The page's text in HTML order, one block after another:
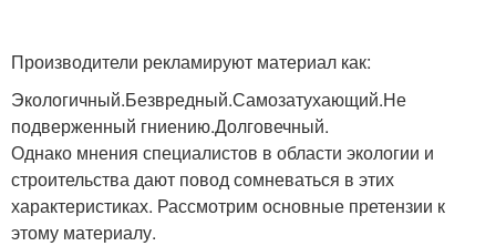
Производители рекламируют материал как:
Экологичный.Безвредный.Самозатухающий.Не
подверженный гниению.Долговечный.
Однако мнения специалистов в области экологии и
строительства дают повод сомневаться в этих
характеристиках. Рассмотрим основные претензии к
этому материалу.